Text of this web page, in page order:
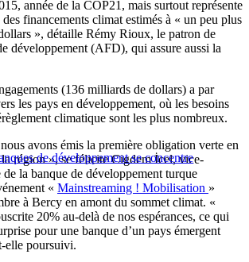
année de la COP21, mais surtout représente
des financements climat estimés à « un peu plus
», détaille Rémy Rioux, le patron de
développement (AFD), qui assure aussi la
(136 milliards de dollars) a par
les pays en développement, où les besoins
climatique sont les plus nombreux.
de développement se concentre
avons émis la première obligation verte en
région », se félicite Cigdem İcel, vice-
la banque de développement turque
« Mainstreaming ! Mobilisation »
à Bercy en amont du sommet climat. «
20% au-delà de nos espérances, ce qui
pour une banque d’un pays émergent
elle poursuivi.